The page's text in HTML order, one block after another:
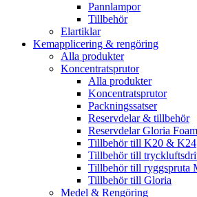
Pannlampor
Tillbehör
Elartiklar
Kemapplicering & rengöring
Alla produkter
Koncentratsprutor
Alla produkter
Koncentratsprutor
Packningssatser
Reservdelar & tillbehör
Reservdelar Gloria
Tillbehör till K20 & K24
Tillbehör till
Tillbehör till ryggspruta
Tillbehör till Gloria
Medel & Rengöring